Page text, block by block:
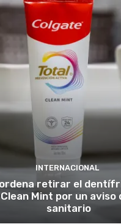
INTERNACIONAL
retirar el
Mint por un aviso
sanitario